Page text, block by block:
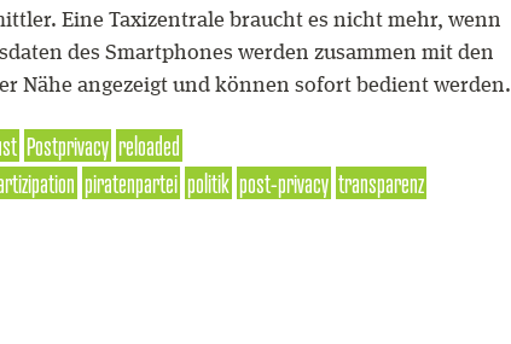
Eine Taxizentrale braucht es nicht mehr, wenn
des Smartphones werden zusammen mit den
Nähe angezeigt und können sofort bedient werden.
Postprivacy reloaded
piratenpartei politik post-privacy transparenz